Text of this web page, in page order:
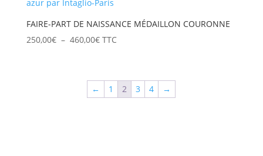
460,00€
FAIRE-PART DE NAISSANCE MÉDAILLON COURONNE
250,00€ – 460,00€Plage
250,00€
à
TTC
← 1 2 3 4 →